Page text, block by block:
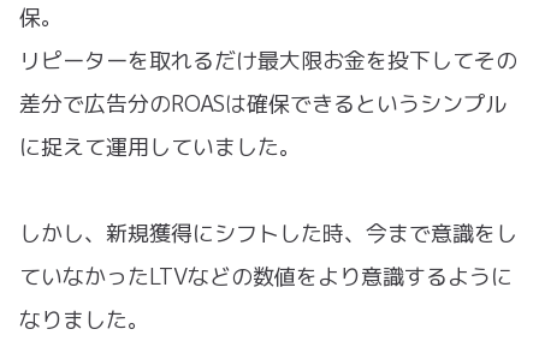
保。
リピーターを取れるだけ最大限お金を投下してその
差分で広告分のROASは確保できるというシンプル
に捉えて運用していました。
しかし、新規獲得にシフトした時、今まで意識をし
ていなかったLTVなどの数値をより意識するように
なりました。